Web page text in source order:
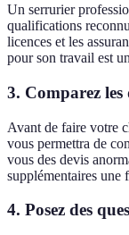
Un serrurier
qualifications
licences et les
pour son travail est
3. Comparez les
Avant de faire votre
vous permettra de
vous des devis
supplémentaires une
4. Posez des